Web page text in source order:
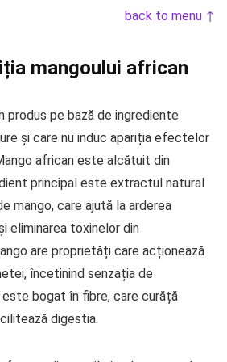
back to menu ↑
mangoului african
produs pe bază de ingrediente
și care nu induc apariția efectelor
african este alcătuit din
principal este extractul natural
mango, care ajută la arderea
eliminarea toxinelor din
are proprietăți care acționează
încetinind senzația de
bogat în fibre, care curăță
digestia.